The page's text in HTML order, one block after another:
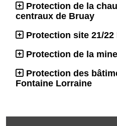
Protection de la
centraux de Bruay
Protection site 21/22
Protection de la
Protection des
Fontaine Lorraine